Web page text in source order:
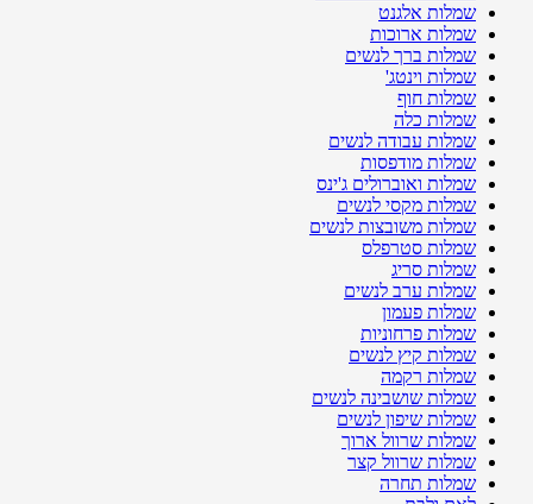
שמלות אלגנט
שמלות ארוכות
שמלות ברך לנשים
שמלות וינטג'
שמלות חוף
שמלות כלה
שמלות עבודה לנשים
שמלות מודפסות
שמלות ואוברולים ג'ינס
שמלות מקסי לנשים
שמלות משובצות לנשים
שמלות סטרפלס
שמלות סריג
שמלות ערב לנשים
שמלות פעמון
שמלות פרחוניות
שמלות קיץ לנשים
שמלות רקמה
שמלות שושבינה לנשים
שמלות שיפון לנשים
שמלות שרוול ארוך
שמלות שרוול קצר
שמלות תחרה